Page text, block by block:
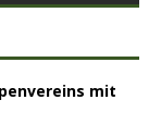
mit